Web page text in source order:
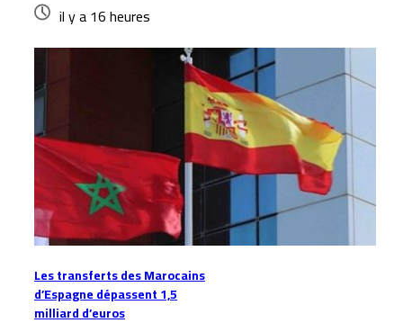
il y a 16 heures
Les transferts des Marocains
d’Espagne dépassent 1,5
milliard d’euros